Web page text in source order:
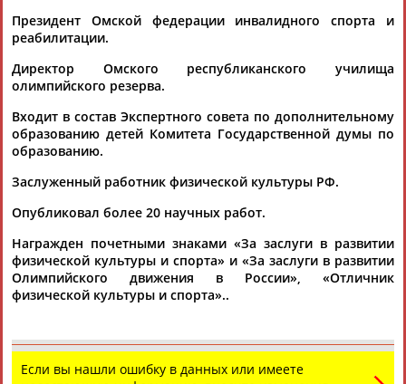
Каримжан
АБДРАХМАНОВ
Аделя
АБДРАХМАНОВА
Андрей
АБДУВАЛИЕВ
Герман
АБДУЛАЕВ
Рамазан
АБДУЛАЕВ
АБДУЛАЕВ
АБДУЛАЗИЗОВ АБДУЛБЕКОВ
Президент Омской федерации инвалидного спорта и
реабилитации.
Директор Омского республиканского училища
олимпийского резерва.
Входит в состав Экспертного совета по дополнительному
образованию детей Комитета Государственной думы по
образованию.
Заслуженный работник физической культуры РФ.
Опубликовал более 20 научных работ.
Награжден почетными знаками «За заслуги в развитии
физической культуры и спорта» и «За заслуги в развитии
Олимпийского движения в России», «Отличник
физической культуры и спорта»..
Если вы нашли ошибку в данных или имеете